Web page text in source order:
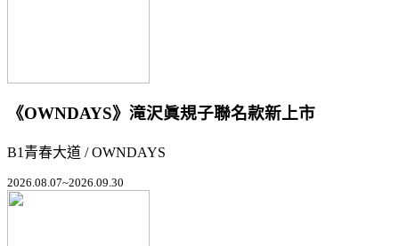
《OWNDAYS》滝沢眞規子聯名款新上市
B1青春大道 / OWNDAYS
2026.08.07~2026.09.30